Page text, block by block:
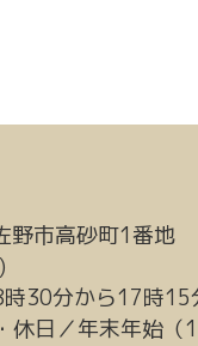
野市高砂町1番地
30分から17時15
休日／年末年始